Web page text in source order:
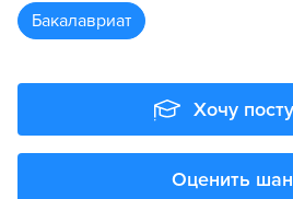
бакалавриат
Хочу
Оценить